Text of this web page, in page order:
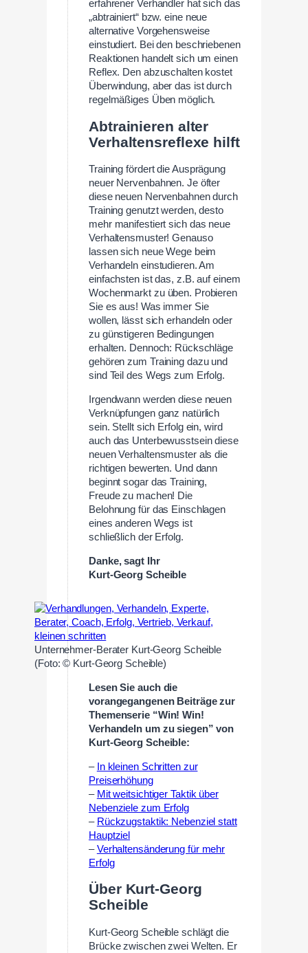
erfahrener Verhandler hat sich das
„abtrainiert“ bzw. eine neue
alternative Vorgehensweise
einstudiert. Bei den beschriebenen
Reaktionen handelt sich um einen
Reflex. Den abzuschalten kostet
Überwindung, aber das ist durch
regelmäßiges Üben möglich.
Abtrainieren alter
Verhaltensreflexe hilft
Training fördert die Ausprägung
neuer Nervenbahnen. Je öfter
diese neuen Nervenbahnen durch
Training genutzt werden, desto
mehr manifestiert sich das neue
Verhaltensmuster! Genauso
lassen sich neue Wege beim
Verhandeln einstudieren. Am
einfachsten ist das, z.B. auf einem
Wochenmarkt zu üben. Probieren
Sie es aus! Was immer Sie
wollen, lässt sich erhandeln oder
zu günstigeren Bedingungen
erhalten. Dennoch: Rückschläge
gehören zum Training dazu und
sind Teil des Wegs zum Erfolg.
Irgendwann werden diese neuen
Verknüpfungen ganz natürlich
sein. Stellt sich Erfolg ein, wird
auch das Unterbewusstsein diese
neuen Verhaltensmuster als die
richtigen bewerten. Und dann
beginnt sogar das Training,
Freude zu machen! Die
Belohnung für das Einschlagen
eines anderen Wegs ist
schließlich der Erfolg.
Danke, sagt Ihr
Kurt-Georg Scheible
Unternehmer-Berater Kurt-Georg Scheible
(Foto: © Kurt-Georg Scheible)
Lesen Sie auch die
vorangegangenen Beiträge zur
Themenserie “Win! Win!
Verhandeln um zu siegen” von
Kurt-Georg Scheible:
– In kleinen Schritten zur
Preiserhöhung
– Mit weitsichtiger Taktik über
Nebenziele zum Erfolg
– Rückzugstaktik: Nebenziel statt
Hauptziel
–Verhaltensänderung für mehr
Erfolg
Über Kurt-Georg
Scheible
Kurt-Georg Scheible schlägt die
Brücke zwischen zwei Welten. Er